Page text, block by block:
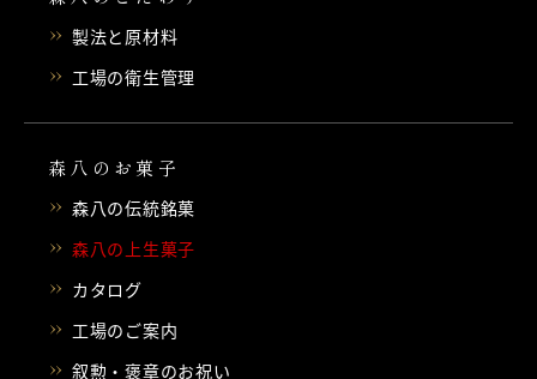
製法と原材料
工場の衛生管理
森八のお菓子
森八の伝統銘菓
森八の上生菓子
カタログ
工場のご案内
叙勲・褒章のお祝い